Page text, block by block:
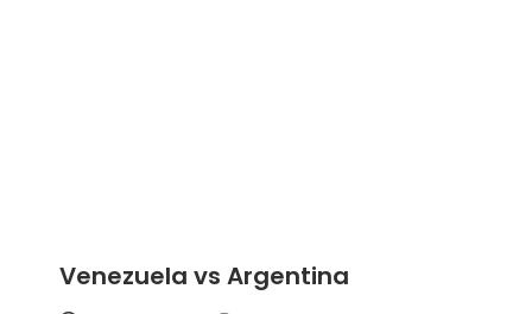
Venezuela vs Argentina